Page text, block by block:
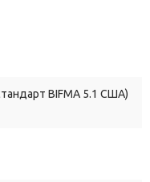
BIFMA 5.1 США)